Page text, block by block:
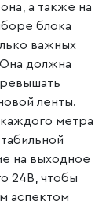
а также на
блока
важных
должна
ленты.
метра
на выходное
24В, чтобы
аспектом